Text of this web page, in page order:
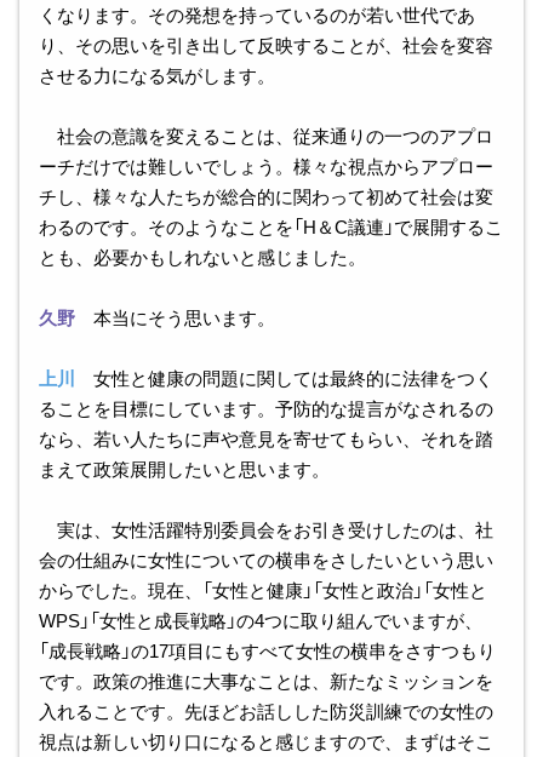
くなります。その発想を持っているのが若い世代であ
り、その思いを引き出して反映することが、社会を変容
させる力になる気がします。
社会の意識を変えることは、従来通りの一つのアプロ
ーチだけでは難しいでしょう。様々な視点からアプロー
チし、様々な人たちが総合的に関わって初めて社会は変
わるのです。そのようなことを「H＆C議連」で展開するこ
とも、必要かもしれないと感じました。
久野 本当にそう思います。
上川 女性と健康の問題に関しては最終的に法律をつく
ることを目標にしています。予防的な提言がなされるの
なら、若い人たちに声や意見を寄せてもらい、それを踏
まえて政策展開したいと思います。
実は、女性活躍特別委員会をお引き受けしたのは、社
会の仕組みに女性についての横串をさしたいという思い
からでした。現在、「女性と健康」「女性と政治」「女性と
WPS」「女性と成長戦略」の4つに取り組んでいますが、
「成長戦略」の17項目にもすべて女性の横串をさすつもり
です。政策の推進に大事なことは、新たなミッションを
入れることです。先ほどお話しした防災訓練での女性の
視点は新しい切り口になると感じますので、まずはそこ